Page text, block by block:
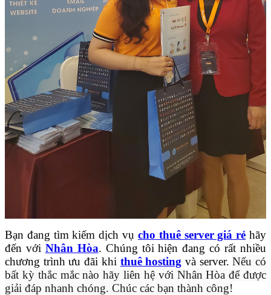
Bạn đang tìm kiếm dịch vụ cho thuê server giá rẻ hãy
đến với Nhân Hòa. Chúng tôi hiện đang có rất nhiều
chương trình ưu đãi khi thuê hosting và server.Nếu có
bất kỳ thắc mắc nào hãy liên hệ với Nhân Hòa để được
giải đáp nhanh chóng. Chúc các bạn thành công!